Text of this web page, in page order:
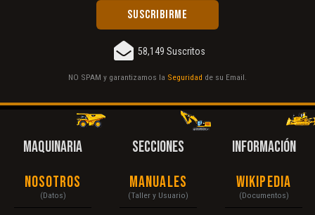
58,149 Suscritos
NO SPAM y garantizamos la Seguridad de su Email.
MAQUINARIA
Nosotros
(Datos)
SECCIONES
Manuales
(Taller y Usuario)
INFORMACIÓN
Wikipedia
(Documentos)